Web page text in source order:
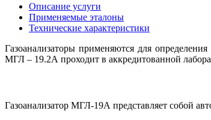
Описание услуги
Применяемые эталоны
Технические характеристики
Газоанализаторы применяются для
МГЛ – 19.2А проходит в аккредитованной
Газоанализатор МГЛ-19А представляет собой